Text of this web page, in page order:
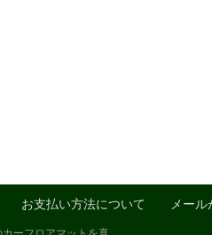
お支払い方法について メール